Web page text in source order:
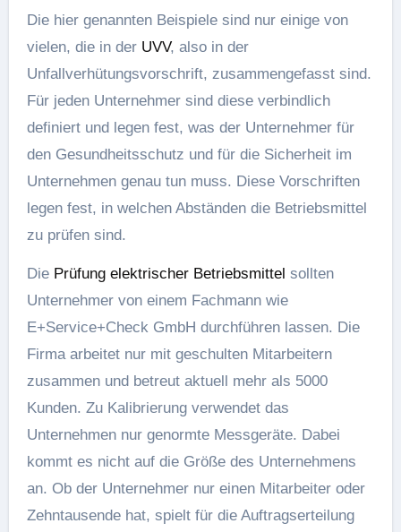
Die hier genannten Beispiele sind nur einige von
vielen, die in der UVV, also in der
Unfallverhütungsvorschrift, zusammengefasst sind.
Für jeden Unternehmer sind diese verbindlich
definiert und legen fest, was der Unternehmer für
den Gesundheitsschutz und für die Sicherheit im
Unternehmen genau tun muss. Diese Vorschriften
legen fest, in welchen Abständen die Betriebsmittel
zu prüfen sind.
Die Prüfung elektrischer Betriebsmittel sollten
Unternehmer von einem Fachmann wie
E+Service+Check GmbH durchführen lassen. Die
Firma arbeitet nur mit geschulten Mitarbeitern
zusammen und betreut aktuell mehr als 5000
Kunden. Zu Kalibrierung verwendet das
Unternehmen nur genormte Messgeräte. Dabei
kommt es nicht auf die Größe des Unternehmens
an. Ob der Unternehmer nur einen Mitarbeiter oder
Zehntausende hat, spielt für die Auftragserteilung